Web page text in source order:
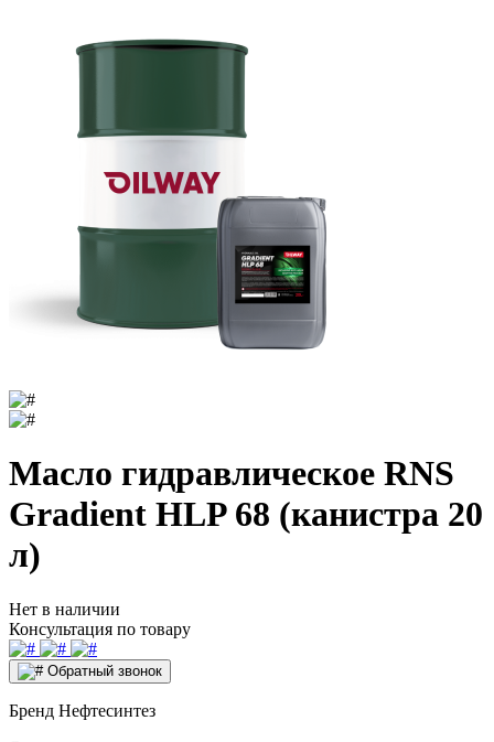
Масло гидравлическое RNS
Gradient HLP 68 (канистра 20
л)
Нет в наличии
Консультация по товару
Обратный звонок
Бренд Нефтесинтез